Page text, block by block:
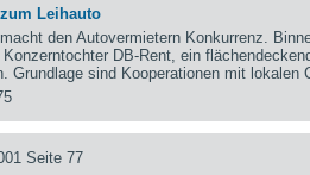
Leihauto
den Autovermietern Konkurrenz.
DB-Rent, ein
Grundlage sind Kooperationen mit lokalen
Seite 77